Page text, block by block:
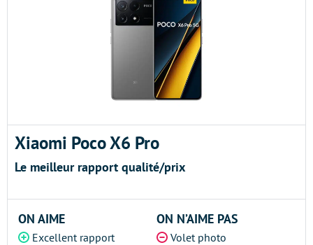
Xiaomi Poco X6 Pro
Le meilleur rapport qualité/prix
ON AIME
Excellent rapport
ON N’AIME PAS
Volet photo